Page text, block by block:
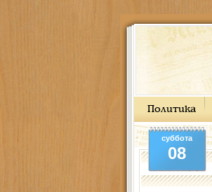
Политика
суббота
08